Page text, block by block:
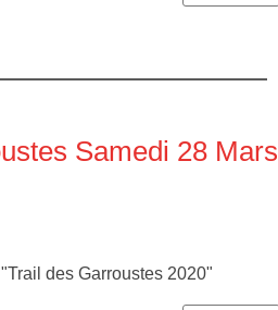
Samedi 28 Mars
des Garroustes 2020"